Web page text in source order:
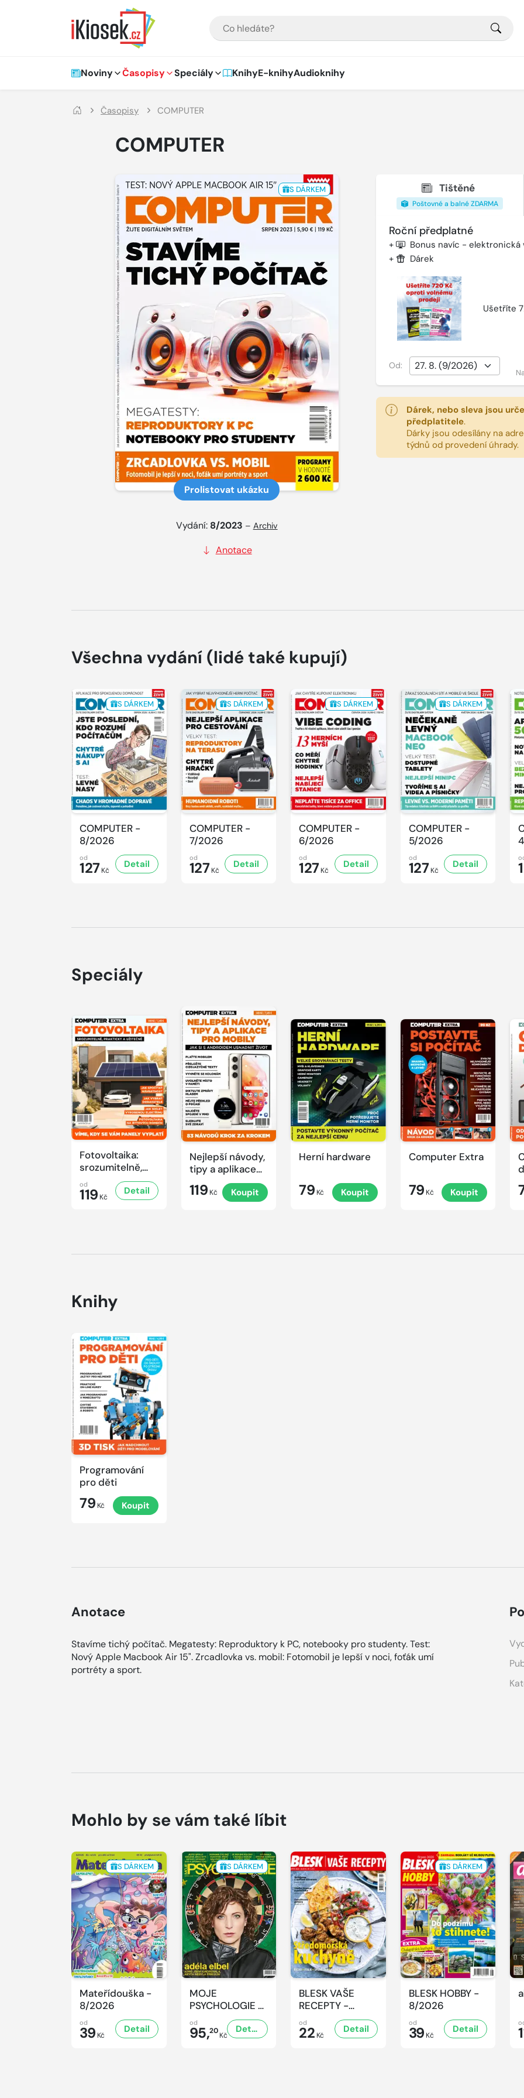
Hlavní navigace
Noviny Časopisy Speciály KnihyE-knihyAudioknihy
Časopisy COMPUTER
COMPUTER
S DÁRKEM
Prolistovat ukázku
Vydání: 8/2023 – Archiv
Anotace
Tištěné
Poštovné a balné ZDARMA
Roční předplatné
+ Bonus navíc - elektronická
+ Dárek
Ušetříte
Od:
Dárek, nebo sleva jsou
předplatitele.
Dárky jsou odesílány na
týdnů od provedení úhrady.
Všechna vydání (lidé také kupují)
S DÁRKEM
COMPUTER -
8/2026
od
127Kč
Detail
S DÁRKEM
COMPUTER -
7/2026
od
127 Kč
Detail
S DÁRKEM
COMPUTER -
6/2026
od
127Kč
Detail
S DÁRKEM
COMPUTER -
5/2026
od
127 Kč
Detail
Speciály
Fotovoltaika:
srozumitelně,
prakticky a
užitečně
od
119 Kč
Detail
Nejlepší návody,
tipy a aplikace
pro mobily
119 Kč Koupit
Herní hardware
79 Kč Koupit
Computer Extra
79 Kč Koupit
Knihy
Programování
pro děti
79 Kč Koupit
Anotace
Stavíme tichý počítač. Megatesty: Reproduktory k PC, notebooky pro studenty. Test:
Nový Apple Macbook Air 15". Zrcadlovka vs. mobil: Fotomobil je lepší v noci, foťák umí
portréty a sport.
Mohlo by se vám také líbit
S DÁRKEM
Mateřídouška -
8/2026
od
39 Kč
Detail
S DÁRKEM
MOJE
PSYCHOLOGIE -
8/2026
od
95,20Kč
Detail
BLESK VAŠE
RECEPTY -
8/2026
od
22 Kč
Detail
S DÁRKEM
BLESK HOBBY -
8/2026
od
39 Kč
Detail